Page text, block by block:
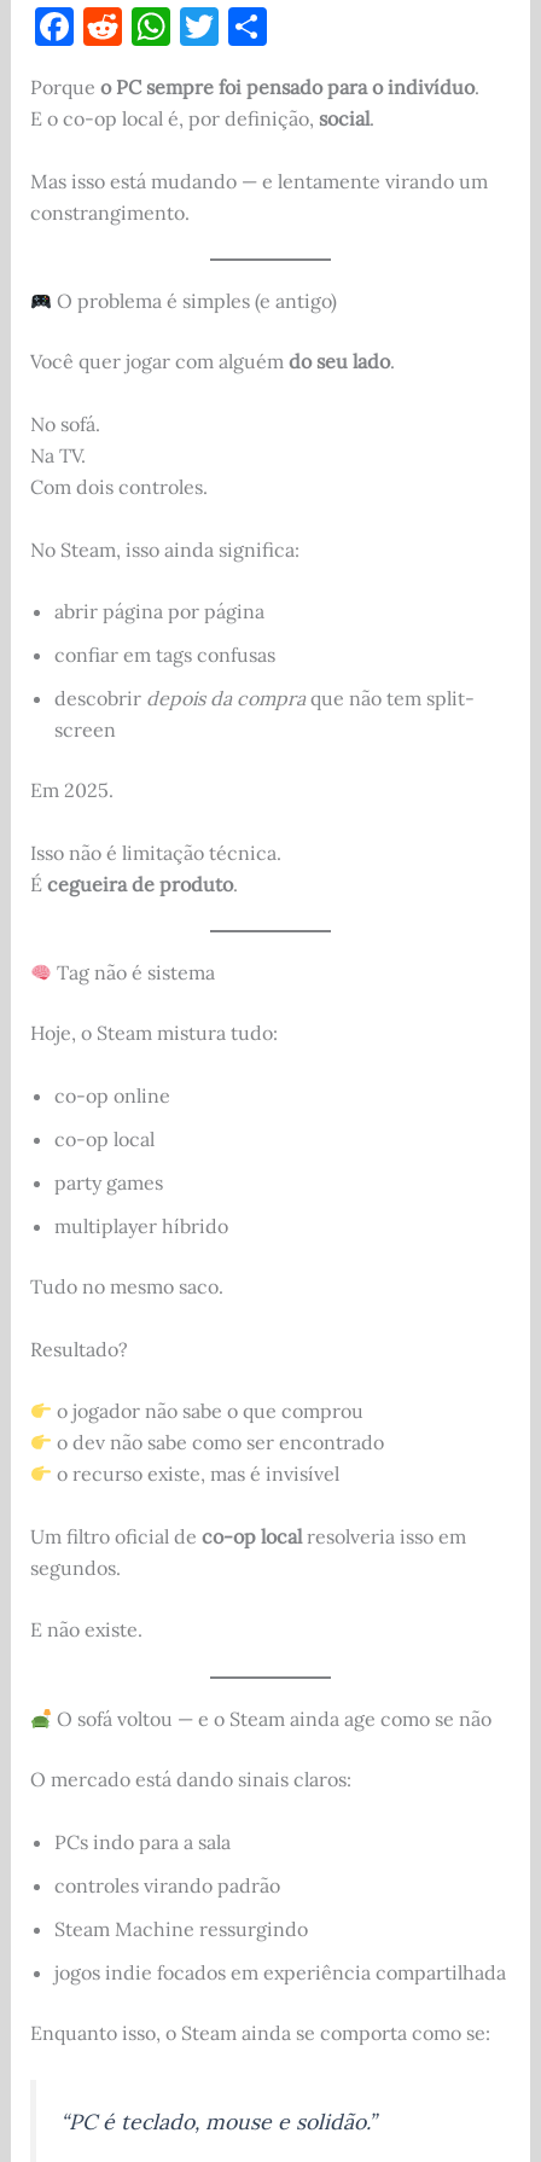
F
c
e
b
o
k
R
d
di
t
W
at
s
A
p
T
w
it
te
r
S
ar
e
Porque o PC sempre foi pensado para o indivíduo.
E o co-op local é, por definição, social.
Mas isso está mudando — e lentamente virando um
constrangimento.
O problema é simples (e antigo)
Você quer jogar com alguém do seu lado.
No sofá.
Na TV.
Com dois controles.
No Steam, isso ainda significa:
abrir página por página
confiar em tags confusas
descobrir depois da compraque não tem split-
screen
Em 2025.
Isso não é limitação técnica.
É cegueira de produto.
Tag não é sistema
Hoje, o Steam mistura tudo:
co-op online
co-op local
party games
multiplayer híbrido
Tudo no mesmo saco.
Resultado?
o jogador não sabe o que comprou
o dev não sabe como ser encontrado
o recurso existe, mas é invisível
Um filtro oficial de co-op localresolveria isso em
segundos.
E não existe.
O sofá voltou — e o Steam ainda age como se não
O mercado está dando sinais claros:
PCs indo para a sala
controles virando padrão
Steam Machine ressurgindo
jogos indie focados em experiência compartilhada
Enquanto isso, o Steam ainda se comporta como se:
“PC é teclado, mouse e solidão.”